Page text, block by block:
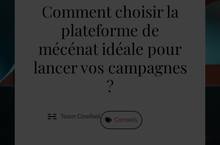
Comment choisir la
plateforme de
mécénat idéale pour
lancer vos campagnes
?
Team Cinefeel Conseils